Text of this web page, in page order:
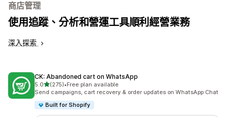
商店管理
使用追蹤、分析和營運工具順利經營業務
深入探索
CK: Abandoned cart on WhatsApp
5.0滿分 5 顆星
(275)
共有 275 則評價
•Free plan available
Send campaigns, cart recovery & order updates on WhatsApp Chat
Built for Shopify